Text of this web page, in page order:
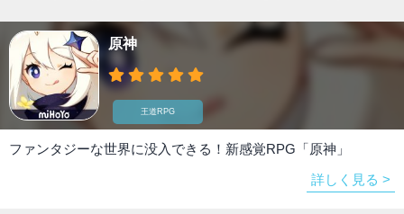
原神
王道RPG
ファンタジーな世界に没入できる！新感覚RPG「原神」
詳しく見る >